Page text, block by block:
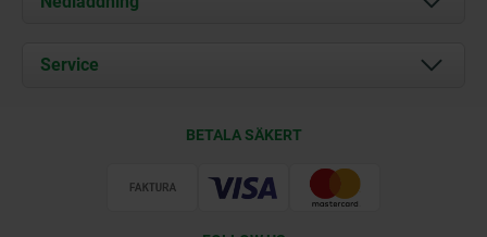
Kontakt
Documents
Service
BETALA SÄKERT